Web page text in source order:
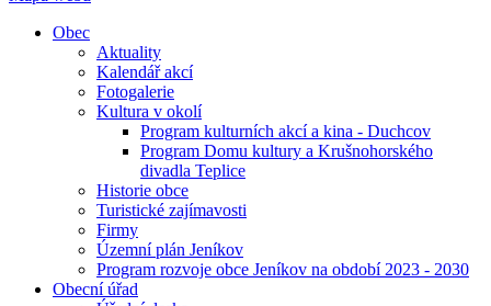
Obec
Aktuality
Kalendář akcí
Fotogalerie
Kultura v okolí
Program kulturních akcí a kina - Duchcov
Program Domu kultury a Krušnohorského
divadla Teplice
Historie obce
Turistické zajímavosti
Firmy
Územní plán Jeníkov
Program rozvoje obce Jeníkov na období 2023 - 2030
Obecní úřad